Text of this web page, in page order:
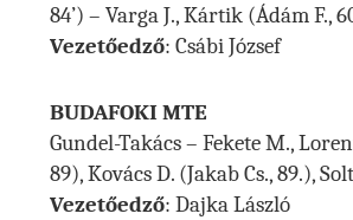
84’) – Varga J., Kártik (Ádám F.,
Vezetőedző: Csábi József
BUDAFOKI MTE
Gundel-Takács – Fekete M.,
89), Kovács D. (Jakab Cs., 89.),
Vezetőedző: Dajka László